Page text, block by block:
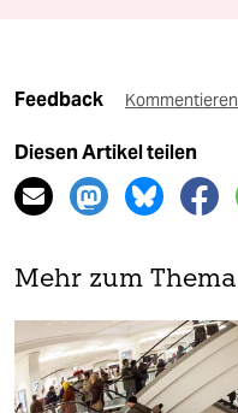
Feedback Kommentieren
Diesen Artikel teilen
Mehr zum Thema